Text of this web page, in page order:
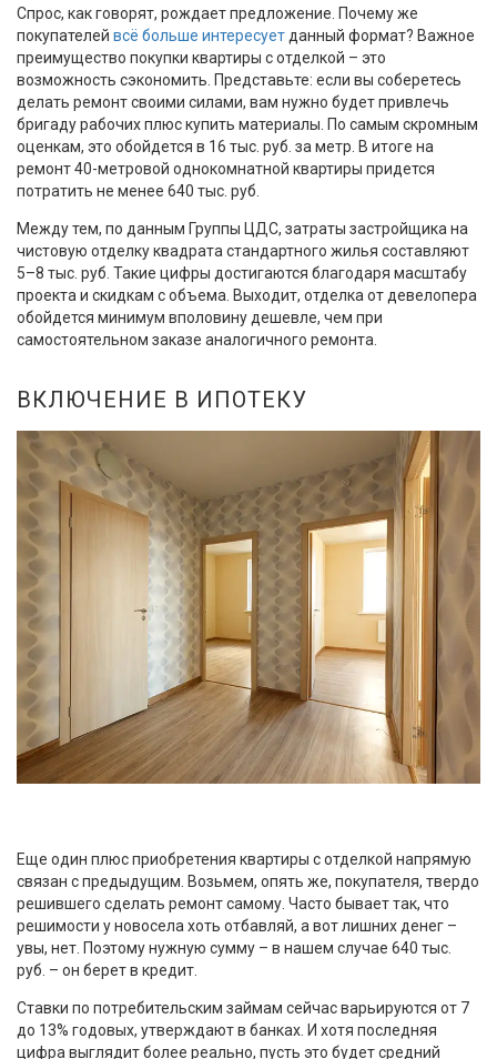
Спрос, как говорят, рождает предложение. Почему же
покупателей всё больше интересуетданный формат? Важное
преимущество покупки квартиры с отделкой – это
возможность сэкономить. Представьте: если вы соберетесь
делать ремонт своими силами, вам нужно будет привлечь
бригаду рабочих плюс купить материалы. По самым скромным
оценкам, это обойдется в 16 тыс. руб. за метр. В итоге на
ремонт 40-метровой однокомнатной квартиры придется
потратить не менее 640 тыс. руб.
Между тем, по данным Группы ЦДС, затраты застройщика на
чистовую отделку квадрата стандартного жилья составляют
5–8 тыс. руб. Такие цифры достигаются благодаря масштабу
проекта и скидкам с объема. Выходит, отделка от девелопера
обойдется минимум вполовину дешевле, чем при
самостоятельном заказе аналогичного ремонта.
ВКЛЮЧЕНИЕ В ИПОТЕКУ
Еще один плюс приобретения квартиры с отделкой напрямую
связан с предыдущим. Возьмем, опять же, покупателя, твердо
решившего сделать ремонт самому. Часто бывает так, что
решимости у новосела хоть отбавляй, а вот лишних денег –
увы, нет. Поэтому нужную сумму – в нашем случае 640 тыс.
руб. – он берет в кредит.
Ставки по потребительским займам сейчас варьируются от 7
до 13% годовых, утверждают в банках. И хотя последняя
цифра выглядит более реально, пусть это будет средний